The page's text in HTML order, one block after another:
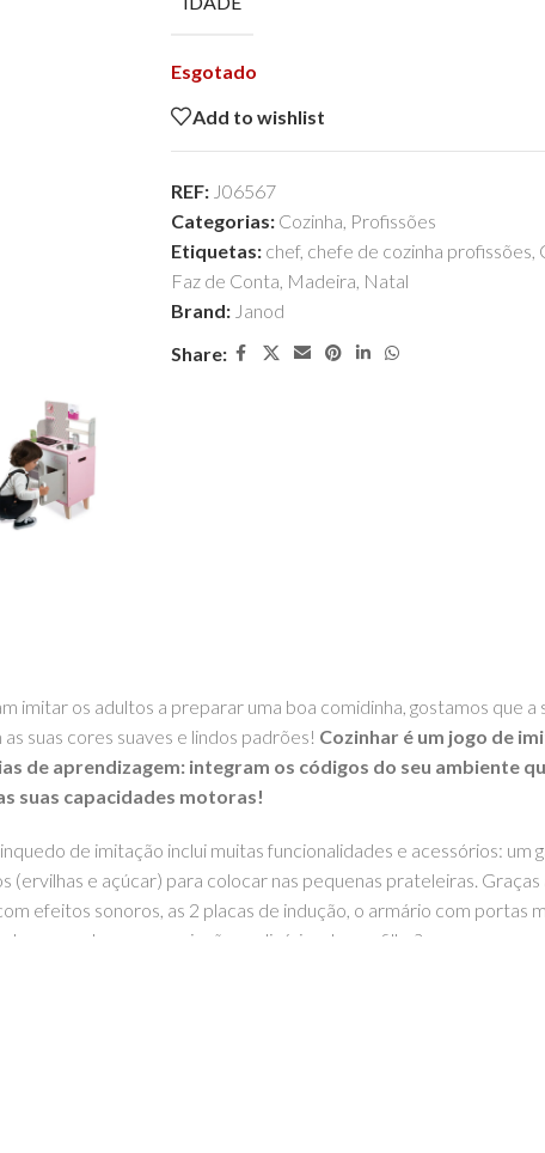
Esgotado
Add to wishlist
REF: J06567
Categorias: Cozinha, Profissões
Etiquetas: chef, chefe de cozinha profissões,
Faz de Conta, Madeira, Natal
Brand: Janod
Share:
imitar os adultos a preparar uma boa comidinha, gostamos que a
suas cores suaves e lindos padrões! Cozinhar é um jogo de
de aprendizagem: integram os códigos do seu ambiente
suas capacidades motoras!
de imitação inclui muitas funcionalidades e acessórios: um
e açúcar) para colocar nas pequenas prateleiras.
efeitos sonoros, as 2 placas de indução, o armário com portas
para saborear as criações culinárias do seu filho?